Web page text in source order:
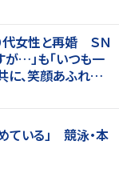
代女性と再婚 ＳＮ
が…」も「いつも一
に、笑顔あふれる
ている」 競泳・本